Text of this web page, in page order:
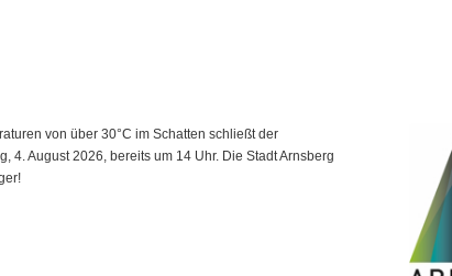
von über 30°C im Schatten schließt der
4. August 2026, bereits um 14 Uhr. Die Stadt Arnsberg